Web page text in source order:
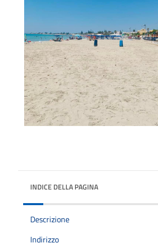
INDICE DELLA PAGINA
Descrizione
Indirizzo